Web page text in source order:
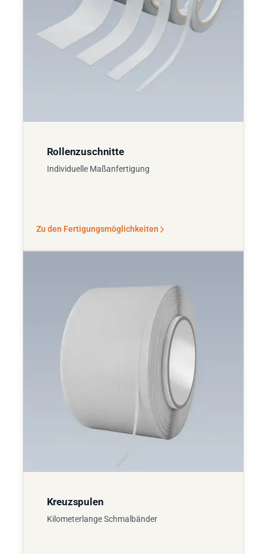
Rollenzuschnitte
Individuelle Maßanfertigung
Zu den Fertigungsmöglichkeiten
Kreuzspulen
Kilometerlange Schmalbänder